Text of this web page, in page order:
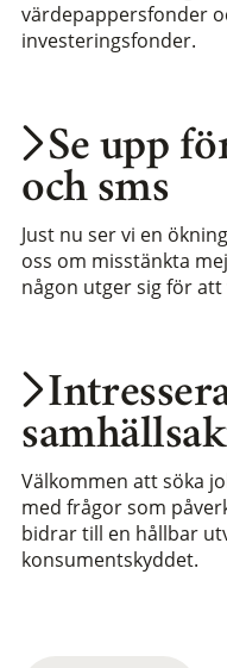
Välkommen att söka
med frågor som
bidrar till en hållbar
konsumentskyddet.
Se upp
och sms
Just nu ser vi en
oss om misstänkta
någon utger sig för att
värdepappersfonder
investeringsfonder.